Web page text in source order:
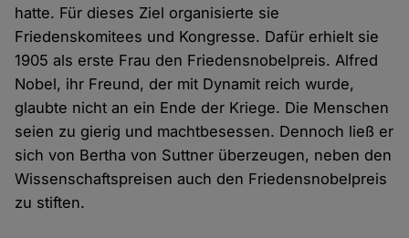
hatte. Für dieses Ziel organisierte sie
Friedenskomitees und Kongresse. Dafür erhielt sie
1905 als erste Frau den Friedensnobelpreis. Alfred
Nobel, ihr Freund, der mit Dynamit reich wurde,
glaubte nicht an ein Ende der Kriege. Die Menschen
seien zu gierig und machtbesessen. Dennoch ließ er
sich von Bertha von Suttner überzeugen, neben den
Wissenschaftspreisen auch den Friedensnobelpreis
zu stiften.